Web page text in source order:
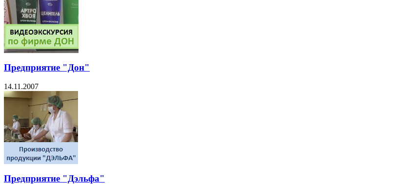
Предприятие "Дон"
14.11.2007
Предприятие "Дэльфа"